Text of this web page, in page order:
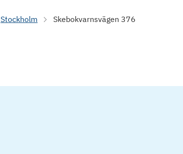
Stockholm Skebokvarnsvägen 376